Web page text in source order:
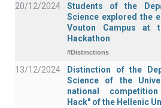
20/12/2024
Students of the
Science explored the
Vouton Campus at
Hackathon
#Distinctions
13/12/2024
Distinction of the
Science of the
national
Hack" of the Hellenic